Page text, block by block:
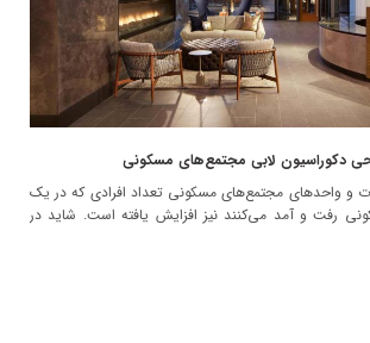
دکوراسیون لابی مجتمع‌های مسکونی
و واحدهای مجتمع‌های مسکونی تعداد افرادی که در یک
رفت و آمد می‌کنند نیز افزایش یافته است. شاید در